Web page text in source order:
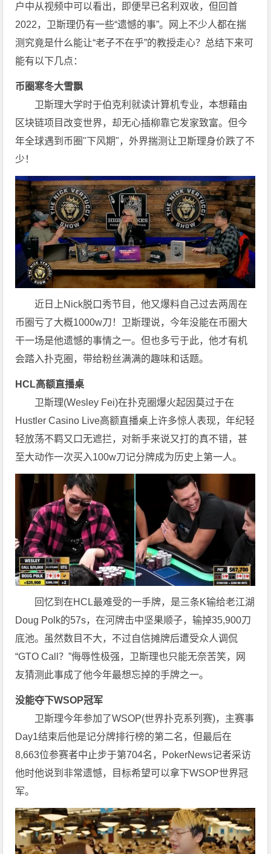
户中从视频中可以看出，即便早已名利双收，但回首
2022，卫斯理仍有一些“遗憾的事”。网上不少人都在揣
测究竟是什么能让“老子不在乎”的教授走心？总结下来可
能有以下几点：
币圈寒冬大雪飘
卫斯理大学时于伯克利就读计算机专业，本想藉由
区块链项目改变世界，却无心插柳靠它发家致富。但今
年全球遇到币圈"下风期"，外界揣测让卫斯理身价跌了不
少！
近日上Nick脱口秀节目，他又爆料自己过去两周在
币圈亏了大概1000w刀！卫斯理说，今年没能在币圈大
干一场是他遗憾的事情之一。但也多亏于此，他才有机
会踏入扑克圈，带给粉丝满满的趣味和话题。
HCL高额直播桌
卫斯理(Wesley Fei)在扑克圈爆火起因莫过于在
Hustler Casino Live高额直播桌上许多惊人表现，年纪轻
轻放荡不羁又口无遮拦，对新手来说又打的真不错，甚
至大动作一次买入100w刀记分牌成为历史上第一人。
回忆到在HCL最难受的一手牌，是三条K输给老江湖
Doug Polk的57s，在河牌击中坚果顺子，输掉35,900刀
底池。虽然数目不大，不过自信摊牌后遭受众人调侃
“GTO Call？”侮辱性极强，卫斯理也只能无奈苦笑，网
友猜测此事成了他今年最想忘掉的手牌之一。
没能夺下WSOP冠军
卫斯理今年参加了WSOP(世界扑克系列赛)，主赛事
Day1结束后他是记分牌排行榜的第二名，但最后在
8,663位参赛者中止步于第704名，PokerNews记者采访
他时他说到非常遗憾，目标希望可以拿下WSOP世界冠
军。